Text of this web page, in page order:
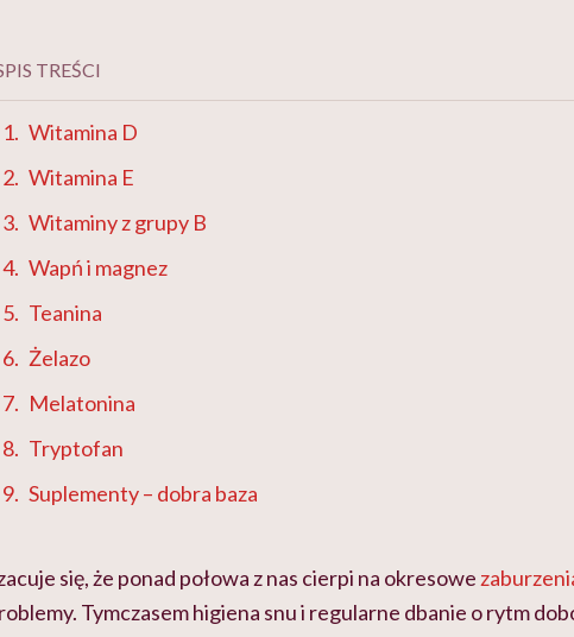
TREŚCI
Witamina D
Witamina E
Witaminy z grupy B
Wapń i magnez
Teanina
Żelazo
Melatonina
Tryptofan
Suplementy – dobra baza
się, że ponad połowa z nas cierpi na okresowe
Tymczasem higiena snu i regularne dbanie o rytm